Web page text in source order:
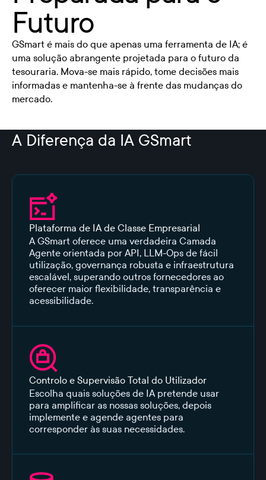
Futuro
GSmart é mais do que apenas uma ferramenta de IA; é
uma solução abrangente projetada para o futuro da
tesouraria. Mova-se mais rápido, tome decisões mais
informadas e mantenha-se à frente das mudanças do
mercado.
A Diferença da IA GSmart
Plataforma de IA de Classe Empresarial
A GSmart oferece uma verdadeira Camada
Agente orientada por API, LLM-Ops de fácil
utilização, governança robusta e infraestrutura
escalável, superando outros fornecedores ao
oferecer maior flexibilidade, transparência e
acessibilidade.
Controlo e Supervisão Total do Utilizador
Escolha quais soluções de IA pretende usar
para amplificar as nossas soluções, depois
implemente e agende agentes para
corresponder às suas necessidades.